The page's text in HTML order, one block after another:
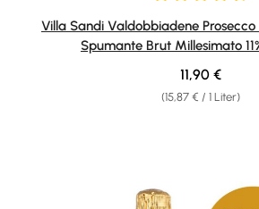
Durchschnittliche Bewertung von 4.79
Villa Sandi Valdobbiadene
Spumante Brut Millesimato
(15,87 € / 1 Liter)
Regulärer
11,90 €